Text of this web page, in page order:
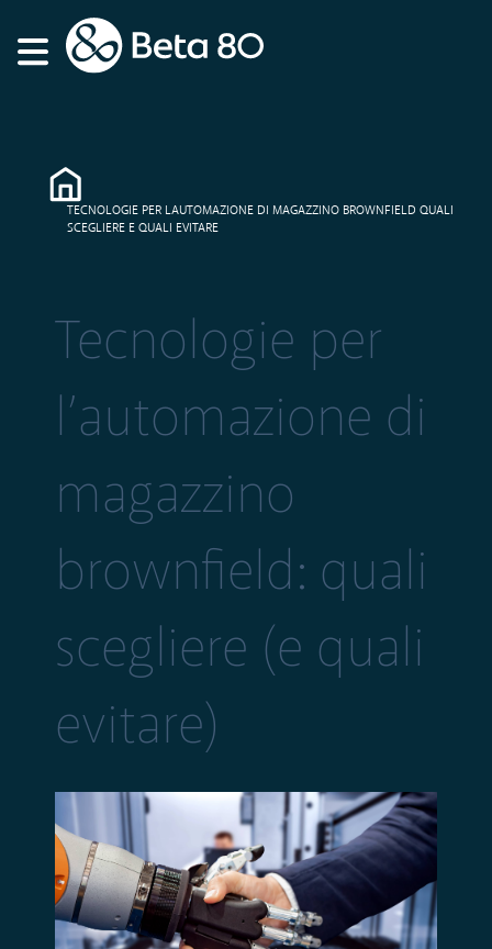
TECNOLOGIE PER LAUTOMAZIONE DI MAGAZZINO BROWNFIELD QUALI
SCEGLIERE E QUALI EVITARE
Tecnologie per
l’automazione di
magazzino
brownfield: quali
scegliere (e quali
evitare)